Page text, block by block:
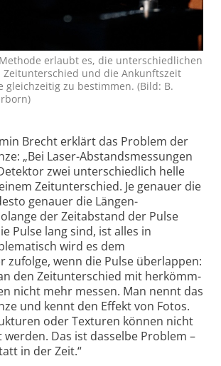
erlaubt es, die unter­schiedlichen
Zeitunterschied und die Ankunfts­zeit
gleichzeitig zu bestimmen. (Bild: B.
Brecht erklärt das Problem der
„Bei Laser-Abstands­messungen
zwei unter­schiedlich helle
Zeitunterschied. Je genauer die
genauer die Längen­
der Zeitabstand der Pulse
Pulse lang sind, ist alles in
wird es dem
zufolge, wenn die Pulse überlappen:
den Zeitunterschied mit herkömm­
nicht mehr messen. Man nennt das
und kennt den Effekt von Fotos.
oder Texturen können nicht
Das ist dasselbe Problem –
in der Zeit.“